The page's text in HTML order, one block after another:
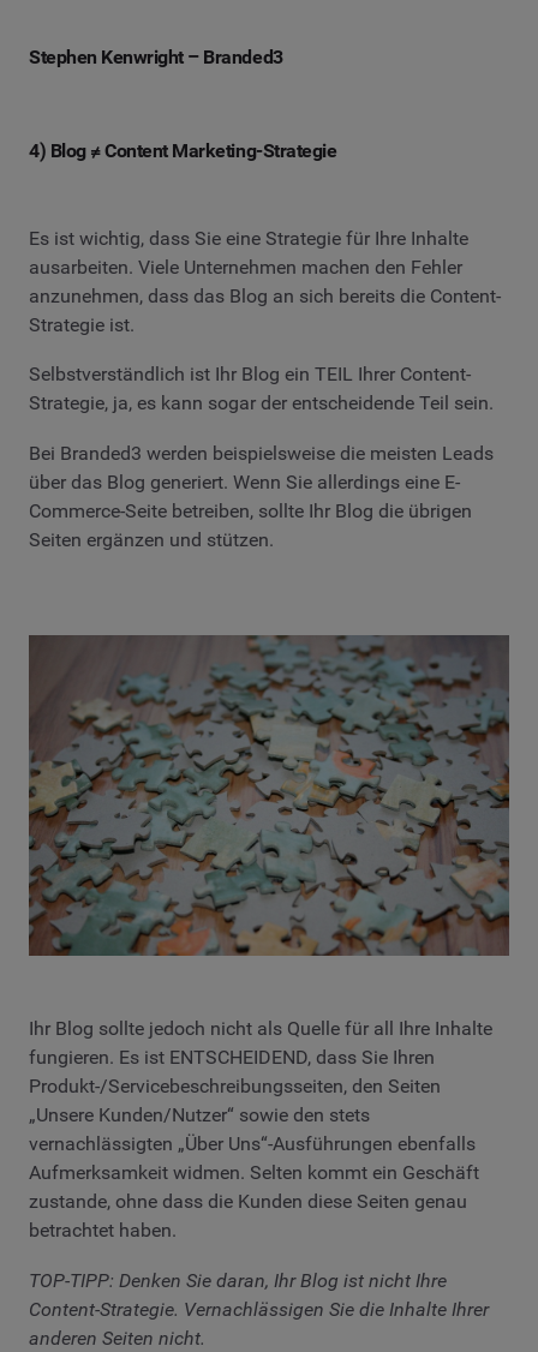
Stephen Kenwright – Branded3
4) Blog ≠ Content Marketing-Strategie
Es ist wichtig, dass Sie eine Strategie für Ihre Inhalte
ausarbeiten. Viele Unternehmen machen den Fehler
anzunehmen, dass das Blog an sich bereits die Content-
Strategie ist.
Selbstverständlich ist Ihr Blog ein TEIL Ihrer Content-
Strategie, ja, es kann sogar der entscheidende Teil sein.
Bei Branded3 werden beispielsweise die meisten Leads
über das Blog generiert. Wenn Sie allerdings eine E-
Commerce-Seite betreiben, sollte Ihr Blog die übrigen
Seiten ergänzen und stützen.
Ihr Blog sollte jedoch nicht als Quelle für all Ihre Inhalte
fungieren. Es ist ENTSCHEIDEND, dass Sie Ihren
Produkt-/Servicebeschreibungsseiten, den Seiten
„Unsere Kunden/Nutzer“ sowie den stets
vernachlässigten „Über Uns“-Ausführungen ebenfalls
Aufmerksamkeit widmen. Selten kommt ein Geschäft
zustande, ohne dass die Kunden diese Seiten genau
betrachtet haben.
TOP-TIPP: Denken Sie daran, Ihr Blog ist nicht Ihre
Content-Strategie. Vernachlässigen Sie die Inhalte Ihrer
anderen Seiten nicht.